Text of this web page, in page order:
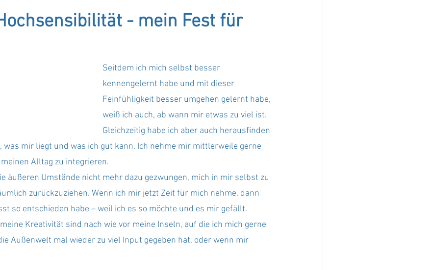
- mein Fest für
Seitdem ich mich selbst besser
kennengelernt habe und mit dieser
Feinfühligkeit besser umgehen gelernt habe,
weiß ich auch, ab wann mir etwas zu viel ist.
Gleichzeitig habe ich aber auch herausfinden
was mir liegt und was ich gut kann. Ich nehme mir mittlerweile gerne
Alltag zu integrieren.
äußeren Umstände nicht mehr dazu gezwungen, mich in mir selbst zu
zurückzuziehen. Wenn ich mir jetzt Zeit für mich nehme, dann
so entschieden habe – weil ich es so möchte und es mir gefällt.
Kreativität sind nach wie vor meine Inseln, auf die ich mich gerne
Außenwelt mal wieder zu viel Input gegeben hat, oder wenn mir